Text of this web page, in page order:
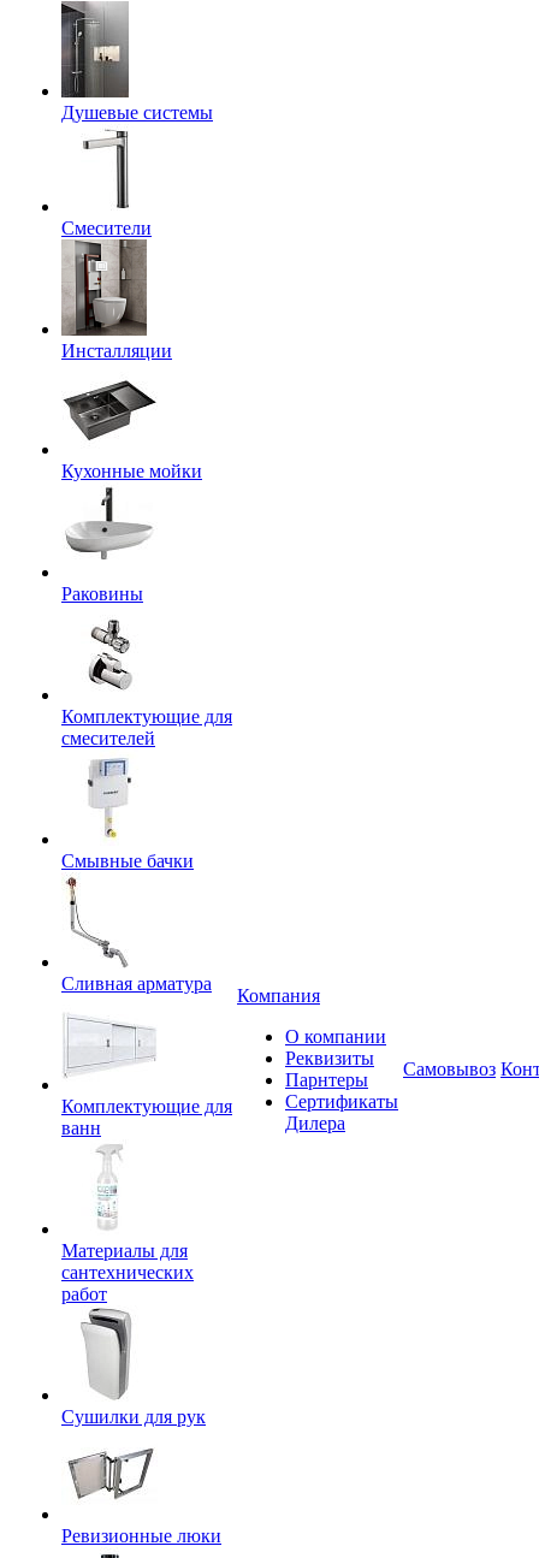
Душевые системы
Смесители
Инсталляции
Кухонные мойки
Раковины
Комплектующие для
смесителей
Смывные бачки
Сливная арматура
Комплектующие для
ванн
Материалы для
сантехнических
работ
Сушилки для рук
Ревизионные люки
Компания
О компании
Реквизиты
Парнтеры
Сертификаты
Дилера
Самовывоз